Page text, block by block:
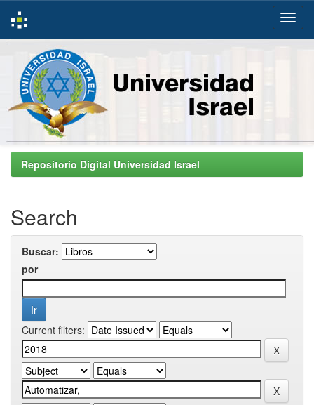
Skip
navigationRepositorio Digital Universidad Israel
Search
Buscar:
por
Current filters: